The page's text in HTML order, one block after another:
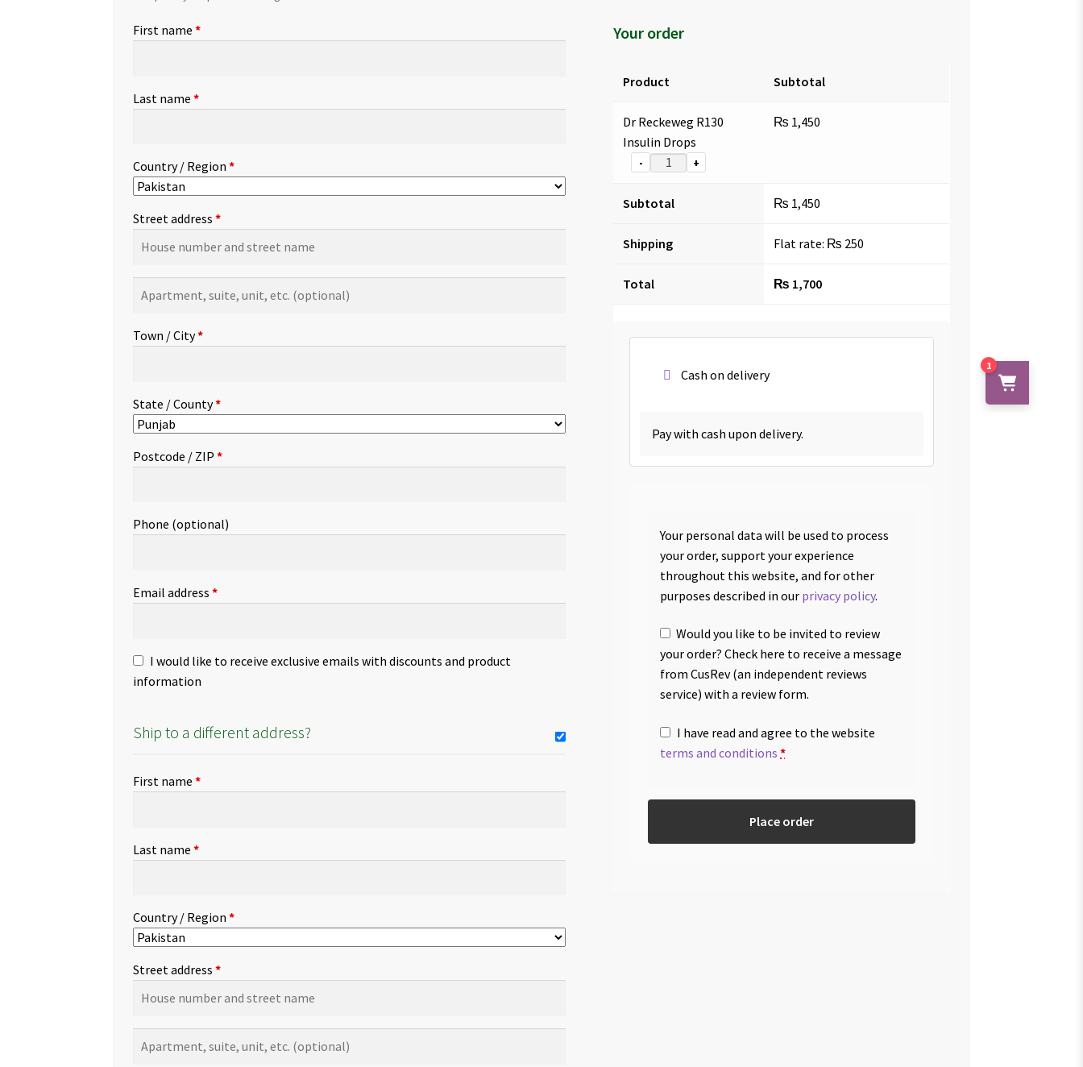
First name*
Last name*
Country / Region*
Street address*
suite,
etc.(optional)
Town / City*
State / County*
Postcode / ZIP*
Phone (optional)
Email address*
I would like to receive exclusive emails with discounts and product
information
Ship to a different address?
First name*
Last name*
Country / Region*
Street address*
suite,
Your order
Product Subtotal
Dr Reckeweg R130
Insulin Drops
- +
₨ 1,450
Subtotal ₨ 1,450
Shipping Flat rate: ₨ 250
Total ₨ 1,700
Cash on delivery
Pay with cash upon delivery.
Your personal data will be used to process
your order, support your experience
throughout this website, and for other
purposes described in our privacy policy.
Would you like to be invited to review
your order? Check here to receive a message
from CusRev (an independent reviews
service) with a review form.
I have read and agree to the website
terms and conditions *
Place order
1